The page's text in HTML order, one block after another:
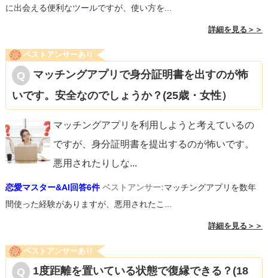
に出会える便利なツールですが、使い方を...
詳細を見る＞＞
ベストアンサーあり
マッチングアプリで身分証明書を出すのが怖
いです。安全なのでしょうか？(25歳・女性）
マッチングアプリを利用しようと考えているの
ですが、身分証明書を提出するのが怖いです。
悪用されたりしな...
恋愛マスター&AI回答6件 ベストアンサー:マッチングアプリを数年
間使った経験がありますが、悪用されたこ...
詳細を見る＞＞
ベストアンサーあり
1度距離を置いている状態で復縁できる？(18